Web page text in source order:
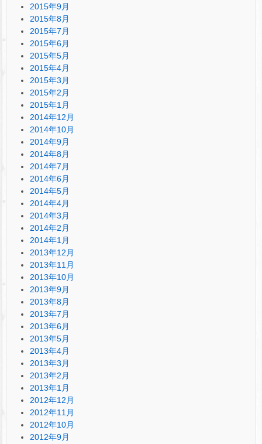
2015年9月
2015年8月
2015年7月
2015年6月
2015年5月
2015年4月
2015年3月
2015年2月
2015年1月
2014年12月
2014年10月
2014年9月
2014年8月
2014年7月
2014年6月
2014年5月
2014年4月
2014年3月
2014年2月
2014年1月
2013年12月
2013年11月
2013年10月
2013年9月
2013年8月
2013年7月
2013年6月
2013年5月
2013年4月
2013年3月
2013年2月
2013年1月
2012年12月
2012年11月
2012年10月
2012年9月